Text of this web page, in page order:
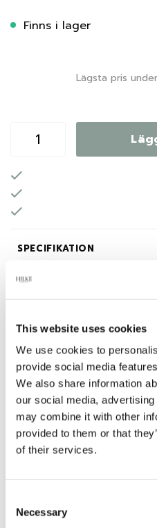
This website uses cookies
We use cookies to
provide social media
We also share information
our social media,
may combine it with other
provided to them or that
of their services.
Selection
Necessary
Finns i lager
Lägsta pris
SPECIFIKATION
OM HILKE COLLECTION